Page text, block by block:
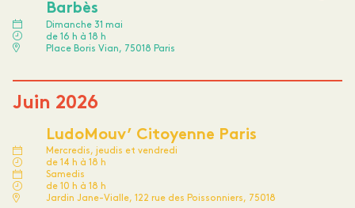
Barbès
Dimanche 31 mai
de 16 h à 18 h
Place Boris Vian, 75018 Paris
Juin 2026
LudoMouv’ Citoyenne Paris
Mercredis, jeudis et vendredi
de 14 h à 18 h
Samedis
de 10 h à 18 h
Jardin Jane-Vialle, 122 rue des Poissonniers, 75018